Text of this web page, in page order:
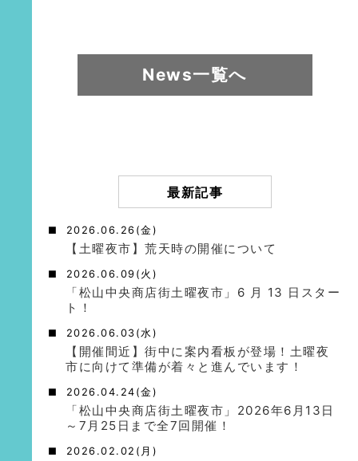
News一覧へ
最新記事
2026.06.26(金)
【土曜夜市】荒天時の開催について
2026.06.09(火)
「松山中央商店街土曜夜市」6 月 13 日スター
ト！
2026.06.03(水)
【開催間近】街中に案内看板が登場！土曜夜
市に向けて準備が着々と進んでいます！
2026.04.24(金)
「松山中央商店街土曜夜市」2026年6月13日
～7月25日まで全7回開催！
2026.02.02(月)